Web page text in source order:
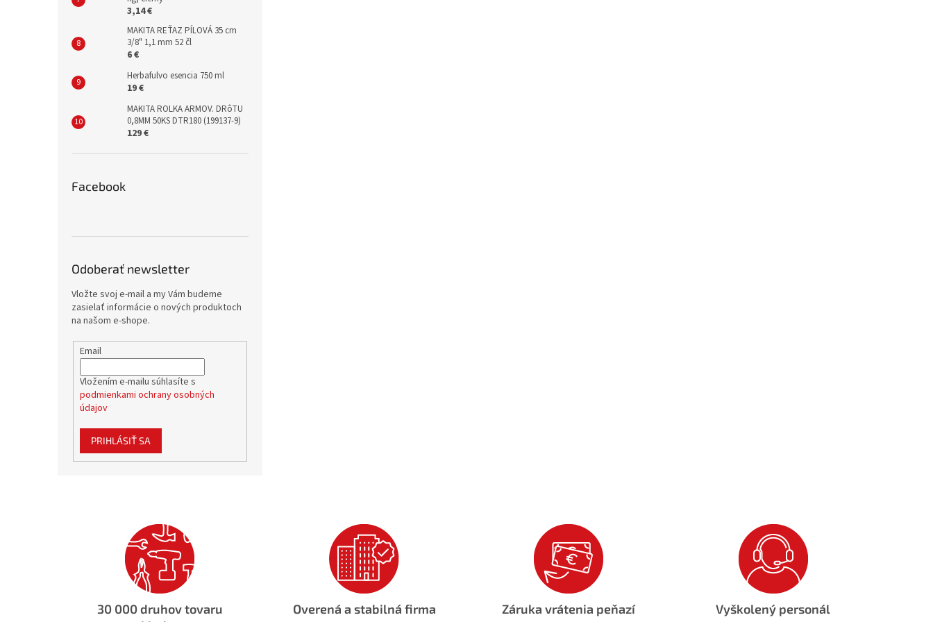
3,14 €
MAKITA REŤAZ PÍLOVÁ 35 cm
3/8" 1,1 mm 52 čl
6 €
Herbafulvo esencia 750 ml
19 €
MAKITA ROLKA ARMOV. DRôTU
0,8MM 50KS DTR180 (199137-9)
129 €
Facebook
Odoberať newsletter
Vložte svoj e-mail a my Vám budeme
zasielať informácie o nových produktoch
na našom e-shope.
Email
Vložením e-mailu súhlasíte s
podmienkami ochrany osobných
údajov
PRIHLÁSIŤ SA
30 000 druhov tovaru
Overená a stabilná firma Záruka vrátenia peňazí Vyškolený personál